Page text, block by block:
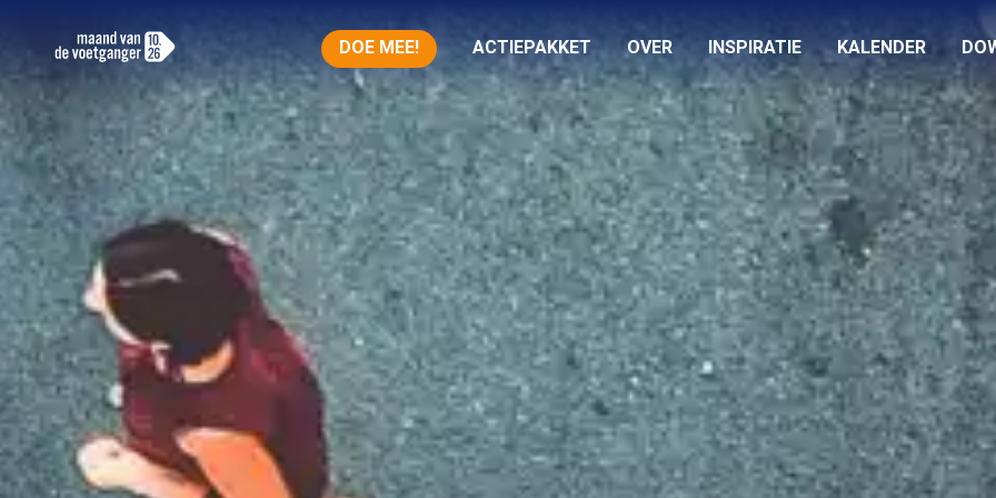
DOE MEE! ACTIEPAKKET OVER INSPIRATIE KALENDER